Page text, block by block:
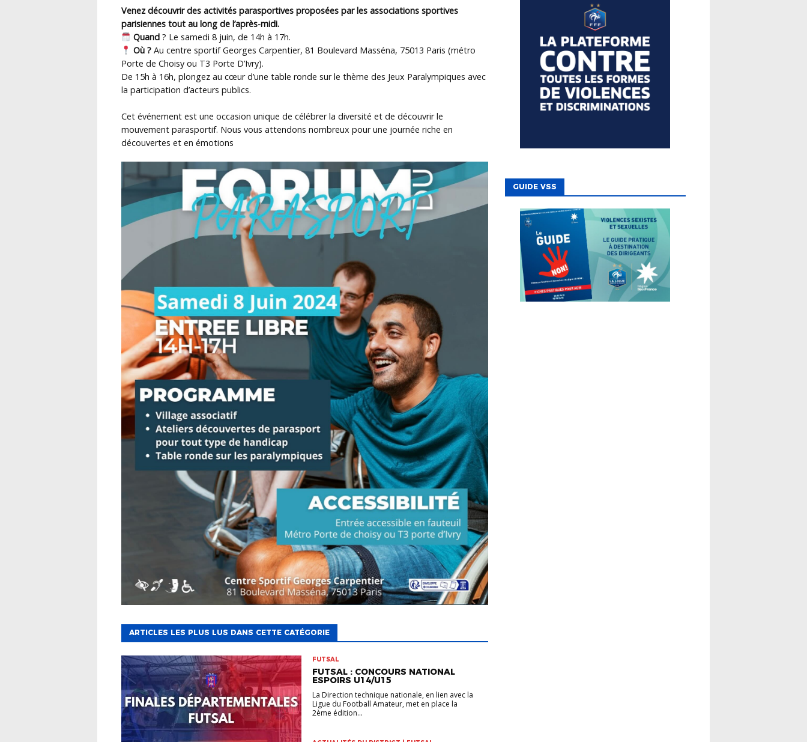
Venez découvrir des activités parasportives proposées par les associations sportives
parisiennes tout au long de l’après-midi.
Quand? Le samedi 8 juin, de 14h à 17h.
Où ? Au centre sportif Georges Carpentier, 81 Boulevard Masséna, 75013 Paris (métro
Porte de Choisy ou T3 Porte D’Ivry).
De 15h à 16h, plongez au cœur d’une table ronde sur le thème des Jeux Paralympiques avec
la participation d’acteurs publics.
Cet événement est une occasion unique de célébrer la diversité et de découvrir le
mouvement parasportif. Nous vous attendons nombreux pour une journée riche en
découvertes et en émotions
ARTICLES LES PLUS LUS DANS CETTE CATÉGORIE
FUTSAL
FUTSAL : CONCOURS NATIONAL
ESPOIRS U14/U15
La Direction technique nationale, en lien avec la
Ligue du Football Amateur, met en place la
2ème édition...
GUIDE VSS